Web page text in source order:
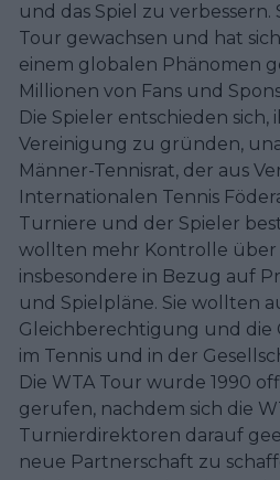
und das Spiel zu verbessern.
Tour gewachsen und hat
einem globalen Phänomen
Millionen von Fans und
Die Spieler entschieden sich,
Vereinigung zu gründen,
Männer-Tennisrat, der aus
Internationalen Tennis
Turniere und der Spieler
wollten mehr Kontrolle über
insbesondere in Bezug auf
und Spielpläne. Sie wollten
Gleichberechtigung und die
im Tennis und in der
Die WTA Tour wurde 1990
gerufen, nachdem sich die
Turnierdirektoren darauf
neue Partnerschaft zu